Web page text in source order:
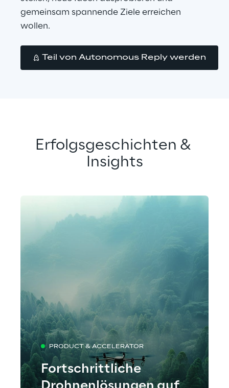
gemeinsam spannende Ziele erreichen
wollen.
Teil von Autonomous Reply werden
Erfolgsgeschichten &
Insights
PRODUCT & ACCELERATOR
Fortschrittliche